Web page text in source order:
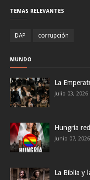
TEMAS RELEVANTES
DAP corrupción
MUNDO
La
Julio 03, 2026
Hungría
Junio 07, 2026
La Biblia y